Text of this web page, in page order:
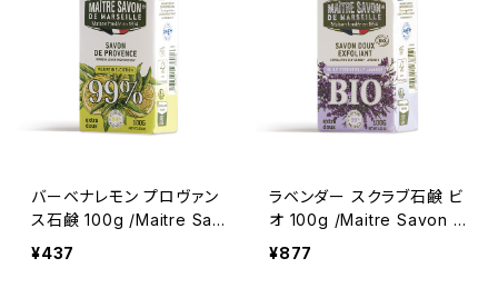
バーベナレモン プロヴァン
ス石鹸 100g /Maitre Sav
on de Marseille/メート
¥437
ラベンダー スクラブ石鹸 ビ
オ 100g /Maitre Savon d
e Marseille/メートル・サボ
¥877